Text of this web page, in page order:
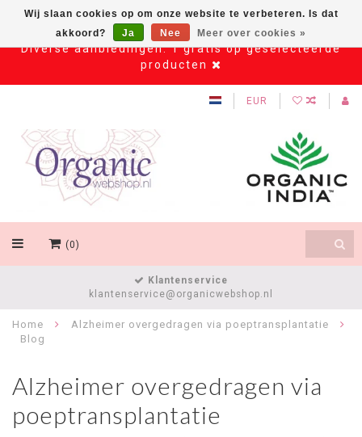
Diverse aanbiedingen: 1 gratis op geselecteerde
producten
EUR
(0)
Klantenservice
klantenservice@organicwebshop.nl
Home
Alzheimer overgedragen via poeptransplantatie
Blog
Alzheimer overgedragen via
poeptransplantatie
Wij slaan cookies op om onze website te verbeteren. Is dat
akkoord?
Ja Nee Meer over cookies »